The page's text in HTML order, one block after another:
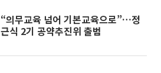
“의무교육 넘어 기본교육으로”…정
근식 2기 공약추진위 출범